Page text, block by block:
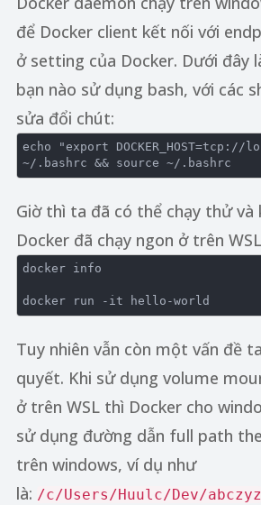
để Docker client kết nối với
ở setting của Docker. Dưới đây
bạn nào sử dụng bash, với các
sửa đổi chút:
echo "export DOCKER_HOST=tcp://
~/.bashrc && source
Giờ thì ta đã có thể chạy thử và
Docker đã chạy ngon ở trên
docker info
Tuy nhiên vẫn còn một vấn đề
quyết. Khi sử dụng volume
ở trên WSL thì Docker cho
sử dụng đường dẫn full path
trên windows, ví dụ như
là: /c/Users/Huulc/Dev/abczyz